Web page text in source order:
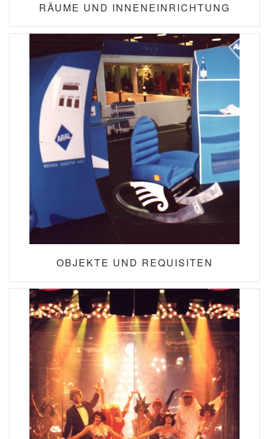
RÄUME UND INNENEINRICHTUNG
OBJEKTE UND REQUISITEN